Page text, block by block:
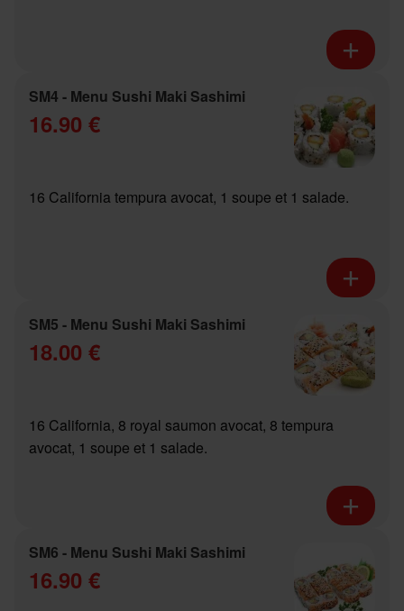
SM4 - Menu Sushi Maki Sashimi
16.90 €
16 California tempura avocat, 1 soupe et 1 salade.
SM5 - Menu Sushi Maki Sashimi
18.00 €
16 California, 8 royal saumon avocat, 8 tempura
avocat, 1 soupe et 1 salade.
SM6 - Menu Sushi Maki Sashimi
16.90 €